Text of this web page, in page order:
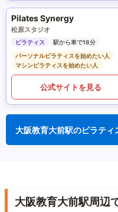
Pilates Synergy
松原スタジオ
ピラティス
駅から車で18分
パーソナルピラティスを始めたい人
マシンピラティスを始めたい人
公式サイトを見る
大阪教育大前駅のピラティ
大阪教育大前駅周辺